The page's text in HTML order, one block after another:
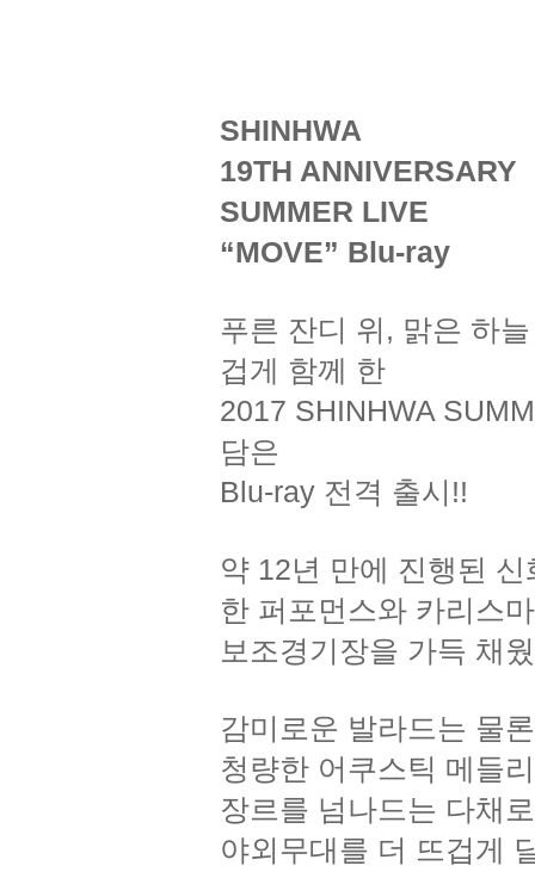
SHINHWA
19TH ANNIVERSARY
SUMMER LIVE
“MOVE” Blu-ray
푸른 잔디 위, 맑은 하
겁게 함께 한
2017 SHINHWA
담은
Blu-ray 전격 출시!!
약 12년 만에 진행된
한 퍼포먼스와 카리스
보조경기장을 가득 채
감미로운 발라드는 물
청량한 어쿠스틱 메들
장르를 넘나드는 다채
야외무대를 더 뜨겁게